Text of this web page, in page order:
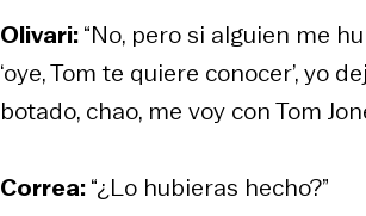
Olivari:“No, pero si alguien me
‘oye, Tom te quiere conocer’, yo
botado, chao, me voy con Tom
Correa:“¿Lo hubieras hecho?”